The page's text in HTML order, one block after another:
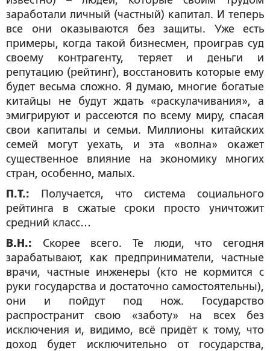
заработали личный (частный) капитал. И теперь
все они оказываются без защиты. Уже есть
примеры, когда такой бизнесмен, проиграв суд
своему контрагенту, теряет и деньги и
репутацию (рейтинг), восстановить которые ему
будет весьма сложно. Я думаю, многие богатые
китайцы не будут ждать «раскулачивания», а
эмигрируют и рассеются по всему миру, спасая
свои капиталы и семьи. Миллионы китайских
семей могут уехать, и эта «волна» окажет
существенное влияние на экономику многих
стран, особенно, малых.
П.Т.: Получается, что система социального
рейтинга в сжатые сроки просто уничтожит
средний класс…
В.Н.: Скорее всего. Те люди, что сегодня
зарабатывают, как предприниматели, частные
врачи, частные инженеры (кто не кормится с
руки государства и достаточно самостоятельны),
они и пойдут под нож. Государство
распространит свою «заботу» на всех без
исключения и, видимо, всё придёт к тому, что
доход будет исключительно от государства,